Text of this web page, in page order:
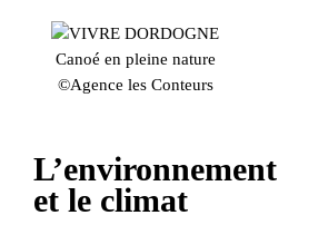
Canoé en pleine nature
©Agence les Conteurs
L’environnement
et le climat